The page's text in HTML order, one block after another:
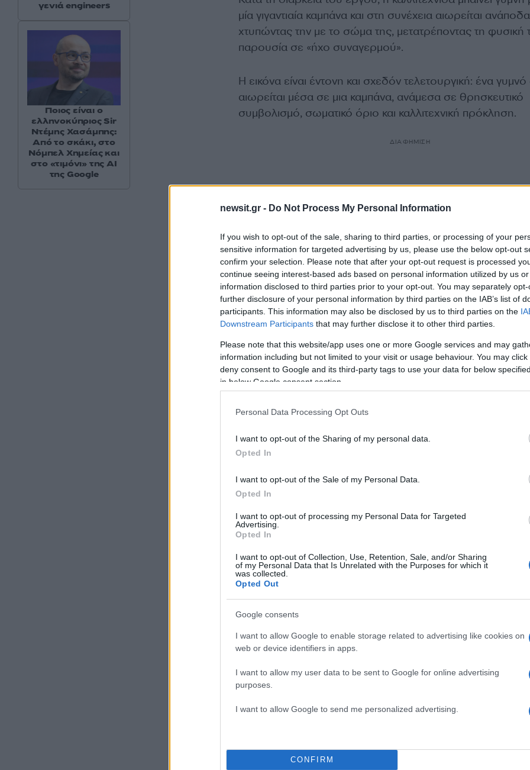
newsit.gr - Do Not Process My Personal Information
If you wish to opt-out of the sale, sharing to third parties, or processing of your
sensitive information for targeted advertising by us, please use the below opt-out
confirm your selection. Please note that after your opt-out request is processed
continue seeing interest-based ads based on personal information utilized by us
information disclosed to third parties prior to your opt-out. You may separately
further disclosure of your personal information by third parties on the IAB’s list of
participants. This information may also be disclosed by us to third parties on the
Downstream Participants that may further disclose it to other third parties.
Please note that this website/app uses one or more Google services and may
information including but not limited to your visit or usage behaviour. You may
deny consent to Google and its third-party tags to use your data for below
in below Google consent section.
Personal Data Processing Opt Outs
I want to opt-out of the Sharing of my personal data.
Opted In
I want to opt-out of the Sale of my Personal Data.
Opted In
I want to opt-out of processing my Personal Data for Targeted
Advertising.
Opted In
I want to opt-out of Collection, Use, Retention, Sale, and/or Sharing
of my Personal Data that Is Unrelated with the Purposes for which it
was collected.
Opted Out
Google consents
I want to allow Google to enable storage related to advertising like cookies on
web or device identifiers in apps.
I want to allow my user data to be sent to Google for online advertising
purposes.
I want to allow Google to send me personalized advertising.
CONFIRM
μία γιγαντιαία καμπάνα και στη συνέχεια αιωρείται
χτυπώντας την με το σώμα της, μετατρέποντας τη φυσική
παρουσία σε «ήχο συναγερμού».
Η εικόνα είναι έντονη και σχεδόν τελετουργική: ένα
αιωρείται μέσα σε μια καμπάνα, ανάμεσα σε θρησκευτικό
συμβολισμό, σωματικό όριο και καλλιτεχνική πρόκληση.
ΔΙΑΦΗΜΙΣΗ
Δείτε αυτή τη δημοσίευση στο Instagram.
γενιά engineers
Ποιος είναι ο
ελληνοκύπριος Sir
Ντέμης Χασάμπης:
Από το σκάκι, στο
Νόμπελ Χημείας και
στο «τιμόνι» της AI
της Google